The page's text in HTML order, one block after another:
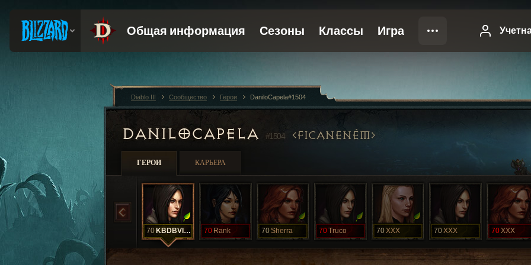
DANILOCAPELA #1504 FICANENÉM
ГЕРОИ КАРЬЕРА
70 KBDBVIUD 70 Rank 70Sherra 70Truco 70XXX 70XXX 70XXX
Diablo III Сообщество Герои DaniloCapela#1504